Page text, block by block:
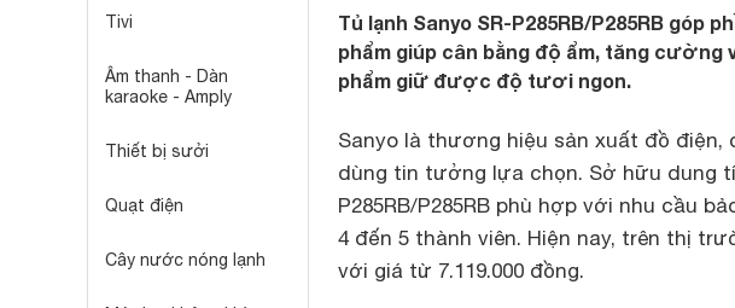
Tivi
Âm thanh - Dàn
karaoke - Amply
Thiết bị sưởi
Quạt điện
Cây nước nóng lạnh
Tủ lạnh Sanyo SR-P285RB/P285RB góp
phẩm giúp cân bằng độ ẩm, tăng
phẩm giữ được độ tươi ngon.
Sanyo là thương hiệu sản xuất đồ
dùng tin tưởng lựa chọn. Sở hữu dung
P285RB/P285RB phù hợp với nhu cầu
4 đến 5 thành viên. Hiện nay, trên thị
với giá từ 7.119.000 đồng.